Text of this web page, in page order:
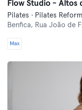
Flow Studio - Altos
Pilates · Pilates
Benfica, Rua João de
Max